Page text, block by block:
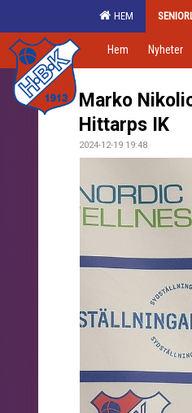
HEM
Hem Nyheter
Marko
Hittarps IK
2024-12-19 19:48